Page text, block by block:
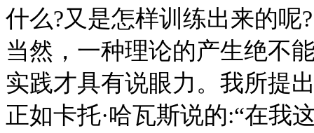
什么?又是怎样训练出来的呢?
当然，一种理论的产生绝不
实践才具有说眼力。我所提
正如卡托·哈瓦斯说的:“在我